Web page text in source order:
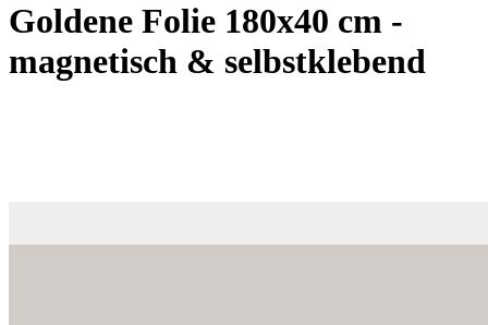
Goldene Folie 180x40 cm -
magnetisch & selbstklebend